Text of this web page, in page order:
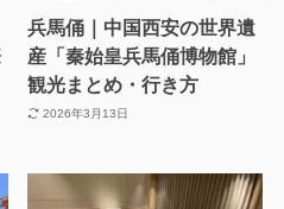
兵馬俑｜中国西安の世界遺
産「秦始皇兵馬俑博物館」
観光まとめ・行き方
2026年3月13日